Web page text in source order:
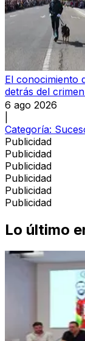
El conocimiento
detrás del
6 ago 2026
Categoría:
Publicidad
Publicidad
Publicidad
Publicidad
Publicidad
Publicidad
Lo último